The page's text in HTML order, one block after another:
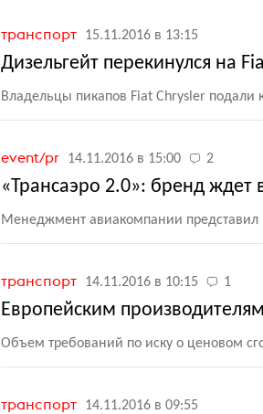
транспорт 15.11.2016 в 13:15
Дизельгейт перекинулся на
Владельцы пикапов Fiat Chrysler подали
event/pr 14.11.2016 в 15:00 2
«Трансаэро 2.0»: бренд ждет
Менеджмент авиакомпании представил
транспорт 14.11.2016 в 10:15 1
Европейским
Объем требований по иску о ценовом
транспорт 14.11.2016 в 09:55